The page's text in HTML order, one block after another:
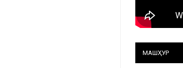
МАШҲУР